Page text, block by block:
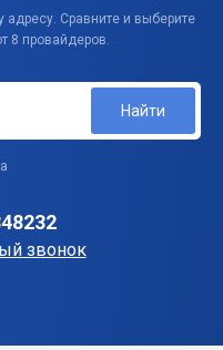
адресу. Сравните и выберите
8 провайдеров.
Найти
звонок